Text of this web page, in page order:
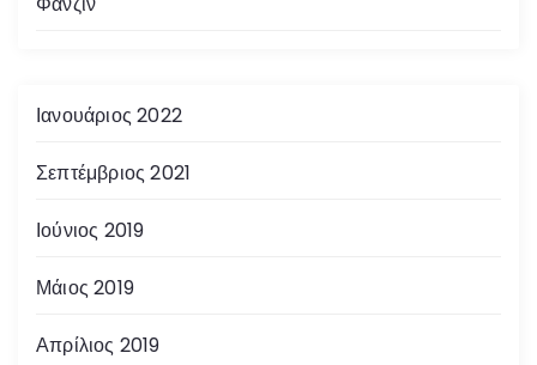
Ιανουάριος 2022
Σεπτέμβριος 2021
Ιούνιος 2019
Μάιος 2019
Απρίλιος 2019